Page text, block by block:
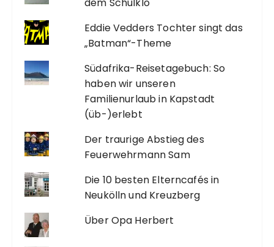
dem Schulklo
Eddie Vedders Tochter singt das
„Batman“-Theme
Südafrika-Reisetagebuch: So
haben wir unseren
Familienurlaub in Kapstadt
(üb-)erlebt
Der traurige Abstieg des
Feuerwehrmann Sam
Die 10 besten Elterncafés in
Neukölln und Kreuzberg
Über Opa Herbert